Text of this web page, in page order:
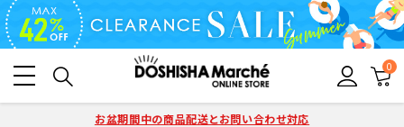
0
お盆期間中の商品配送とお問い合わせ対応